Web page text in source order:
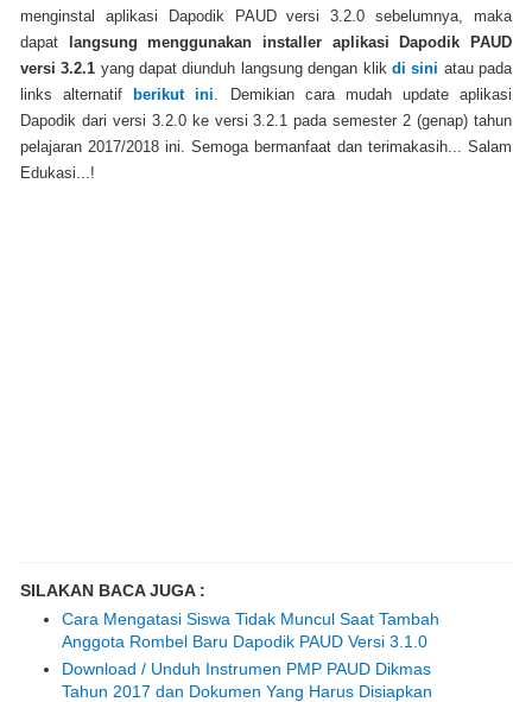
menginstal aplikasi Dapodik PAUD versi 3.2.0 sebelumnya, maka
dapat
langsung menggunakan installer aplikasi Dapodik PAUD
versi 3.2.1 yang dapat diunduh langsung dengan klik di sini atau pada
links alternatif
berikut ini. Demikian cara mudah update aplikasi
Dapodik dari versi 3.2.0 ke versi 3.2.1 pada semester 2 (genap) tahun
pelajaran 2017/2018 ini. Semoga bermanfaat dan terimakasih... Salam
Edukasi...!
SILAKAN BACA JUGA :
Cara Mengatasi Siswa Tidak Muncul Saat Tambah
Anggota Rombel Baru Dapodik PAUD Versi 3.1.0
Download / Unduh Instrumen PMP PAUD Dikmas
Tahun 2017 dan Dokumen Yang Harus Disiapkan